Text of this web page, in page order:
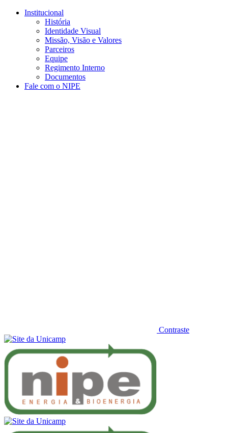
Conteúdo principal
Institucional
História
Identidade Visual
Missão, Visão e Valores
Parceiros
Equipe
Regimento Interno
Documentos
Fale com o NIPE
Contraste